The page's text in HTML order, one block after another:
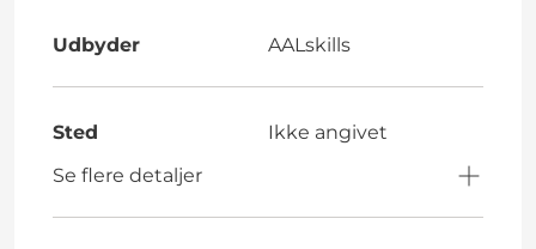
Udbyder AALskills
Sted
Ikke angivet
Se flere detaljer